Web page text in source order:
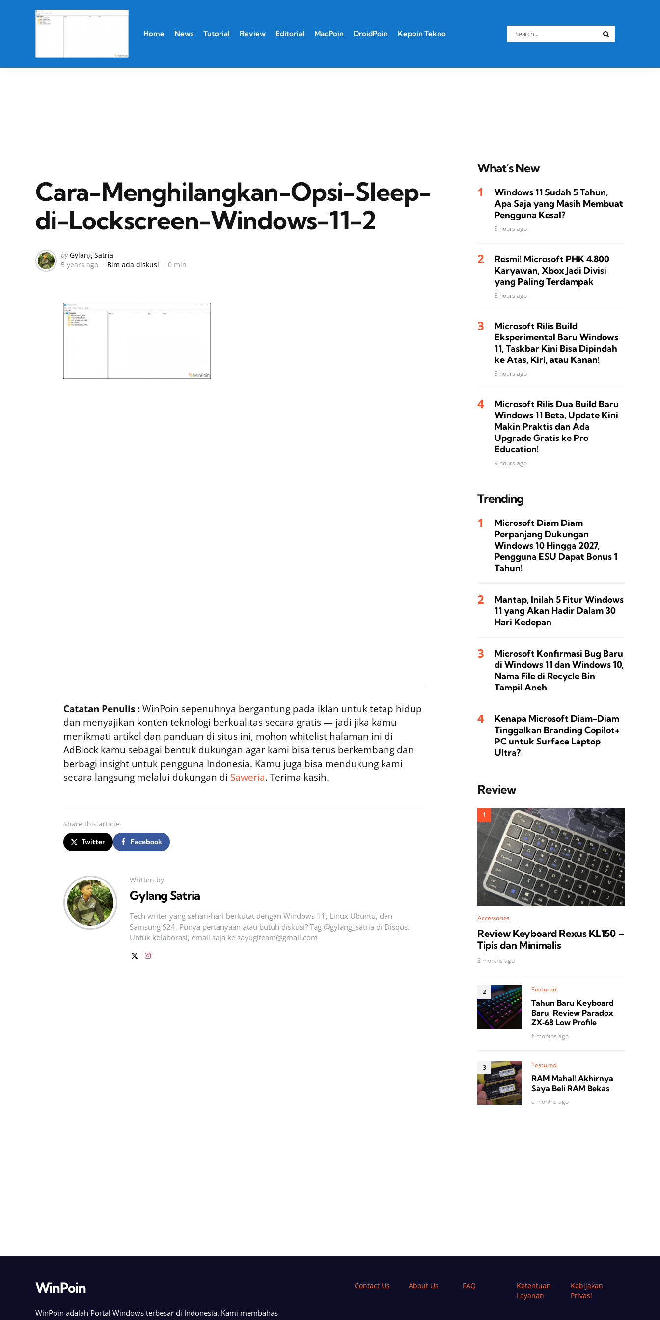
Home News Tutorial Review Editorial MacPoin DroidPoin Kepoin Tekno
Search
for:
Cara-Menghilangkan-Opsi-Sleep-
di-Lockscreen-Windows-11-2
Posted
by
by Gylang Satria
5 years ago
Blm ada diskusi 0 min
Catatan Penulis :WinPoin sepenuhnya bergantung pada iklan untuk tetap hidup
dan menyajikan konten teknologi berkualitas secara gratis — jadi jika kamu
menikmati artikel dan panduan di situs ini, mohon whitelist halaman ini di
AdBlock kamu sebagai bentuk dukungan agar kami bisa terus berkembang dan
berbagi insight untuk pengguna Indonesia. Kamu juga bisa mendukung kami
secara langsung melalui dukungan di Saweria. Terima kasih.
Share this article
Twitter Facebook
Written by
Gylang Satria
Tech writer yang sehari‑hari berkutat dengan Windows 11, Linux Ubuntu, dan
Samsung S24. Punya pertanyaan atau butuh diskusi? Tag @gylang_satria di Disqus.
Untuk kolaborasi, email saja ke sayugiteam@gmail.com
What’s New
Windows 11 Sudah 5 Tahun,
Apa Saja yang Masih Membuat
Pengguna Kesal?
3 hours ago
Resmi! Microsoft PHK 4.800
Karyawan, Xbox Jadi Divisi
yang Paling Terdampak
8 hours ago
Microsoft Rilis Build
Eksperimental Baru Windows
11, Taskbar Kini Bisa Dipindah
ke Atas, Kiri, atau Kanan!
8 hours ago
Microsoft Rilis Dua Build Baru
Windows 11 Beta, Update Kini
Makin Praktis dan Ada
Upgrade Gratis ke Pro
Education!
9 hours ago
Trending
Microsoft Diam Diam
Perpanjang Dukungan
Windows 10 Hingga 2027,
Pengguna ESU Dapat Bonus 1
Tahun!
Mantap, Inilah 5 Fitur Windows
11 yang Akan Hadir Dalam 30
Hari Kedepan
Microsoft Konfirmasi Bug Baru
di Windows 11 dan Windows 10,
Nama File di Recycle Bin
Tampil Aneh
Kenapa Microsoft Diam-Diam
Tinggalkan Branding Copilot+
PC untuk Surface Laptop
Ultra?
Review
Accessories
Review Keyboard Rexus KL150 –
Tipis dan Minimalis
2 months ago
Featured
Tahun Baru Keyboard
Baru, Review Paradox
ZX‑68 Low Profile
6 months ago
Featured
RAM Mahal! Akhirnya
Saya Beli RAM Bekas
6 months ago
WinPoin
WinPoin adalah Portal Windows terbesar di Indonesia. Kami membahas
Contact Us About Us FAQ
Ketentuan
Layanan
Kebijakan
Privasi